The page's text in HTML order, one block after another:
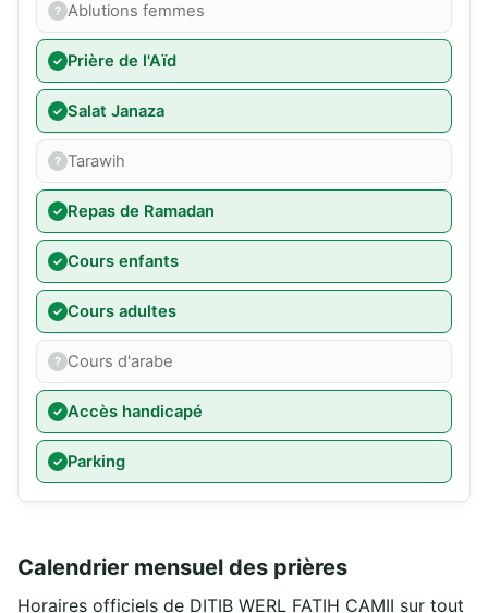
Ablutions femmes
Prière de l'Aïd
Salat Janaza
Tarawih
Repas de Ramadan
Cours enfants
Cours adultes
Cours d'arabe
Accès handicapé
Parking
Calendrier mensuel des prières
Horaires officiels de DITIB WERL FATIH CAMII sur tout